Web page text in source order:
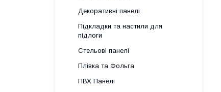
Декоративні панелі
Підкладки та настили для
підлоги
Стельові панелі
Плівка та Фольга
ПВХ Панелі